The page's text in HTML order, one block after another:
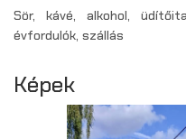
Sör, kávé, alkohol,
évfordulók, szállás
Képek